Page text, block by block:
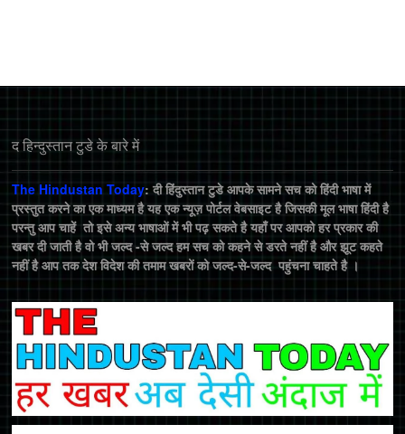
द हिन्‍दुस्‍तान टुडे के बारे में
The Hindustan Today: दी हिंदुस्तान टुडे आपके सामने सच को हिंदी भाषा में
प्रस्तुत करने का एक माध्यम है यह एक न्यूज़ पोर्टल वेबसाइट है जिसकी मूल भाषा हिंदी है
परन्तु आप चाहें तो इसे अन्य भाषाओं में भी पढ़ सकते है यहाँ पर आपको हर प्रकार की
खबर दी जाती है वो भी जल्द -से जल्द हम सच को कहने से डरते नहीं है और झूट कहते
नहीं है आप तक देश विदेश की तमाम खबरों को जल्द-से-जल्द पहुंचना चाहते है ।